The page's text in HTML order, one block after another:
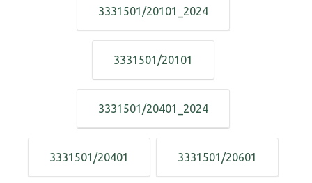
3331501/20101_2024
3331501/20101
3331501/20401_2024
3331501/20401 3331501/20601